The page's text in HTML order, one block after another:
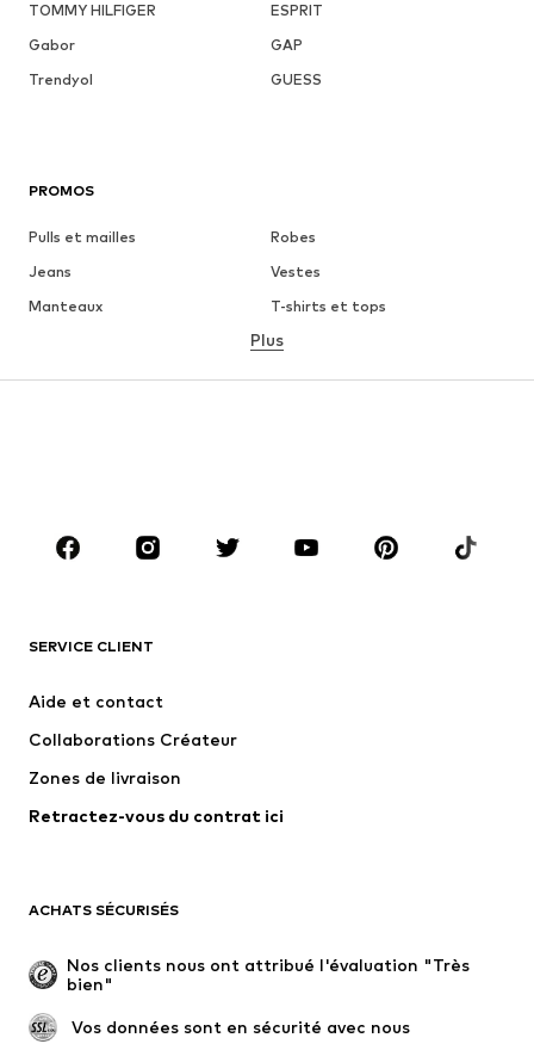
TOMMY HILFIGER
ESPRIT
Gabor
GAP
Trendyol
GUESS
PROMOS
Pulls et mailles
Robes
Jeans
Vestes
Manteaux
T-shirts et tops
Lingerie
Jupes
Blouses et tuniques
Accessoires
Premium
Nouveautés
Lingerie
Manteaux
Jupes
Occasions spéciales
Exclusif
Remise à neuf
Plus
SERVICE CLIENT
Aide et contact
Collaborations Créateur
Zones de livraison
Retractez-vous du contrat ici
ACHATS SÉCURISÉS
Nos clients nous ont attribué l'évaluation "Très
bien"
Vos données sont en sécurité avec nous